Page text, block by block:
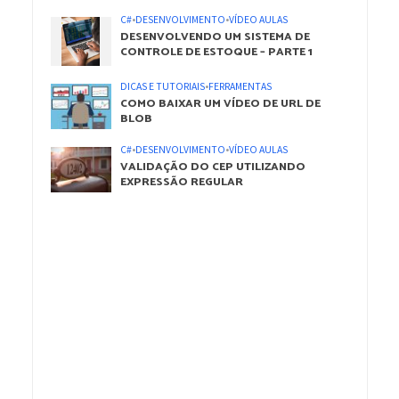
C#•DESENVOLVIMENTO•VÍDEO AULAS
DESENVOLVENDO UM SISTEMA DE
CONTROLE DE ESTOQUE – PARTE 1
DICAS E TUTORIAIS•FERRAMENTAS
COMO BAIXAR UM VÍDEO DE URL DE
BLOB
C#•DESENVOLVIMENTO•VÍDEO AULAS
VALIDAÇÃO DO CEP UTILIZANDO
EXPRESSÃO REGULAR